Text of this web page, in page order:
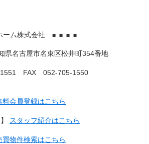
ーム株式会社 ■□■□■□■
県名古屋市名東区松井町354番地
FAX 052-705-1550
料会員登録はこちら
スタッフ紹介はこちら
買物件検索はこちら